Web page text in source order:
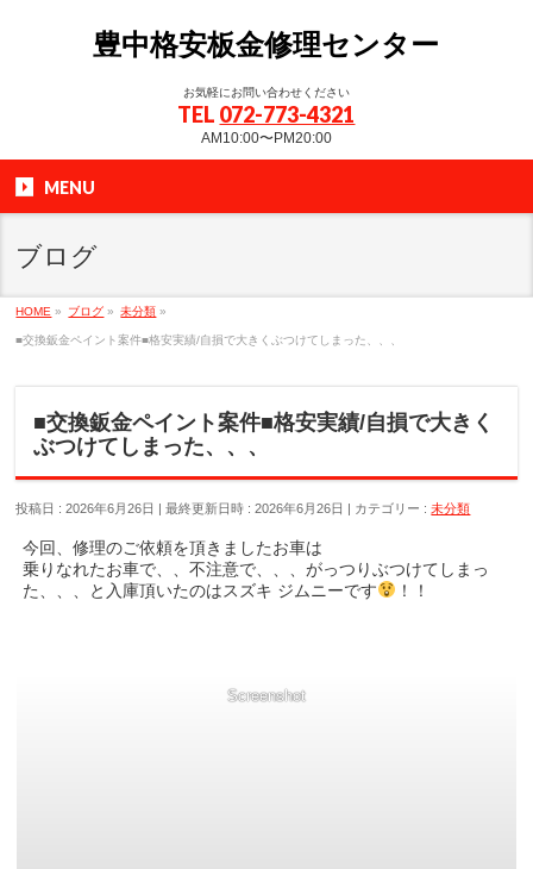
豊中格安板金修理センター
お気軽にお問い合わせください
TEL 072-773-4321
AM10:00〜PM20:00
MENU
ブログ
HOME » ブログ » 未分類 »
■交換鈑金ペイント案件■格安実績/自損で大きくぶつけてしまった、、、
■交換鈑金ペイント案件■格安実績/自損で大きく
ぶつけてしまった、、、
投稿日 : 2026年6月26日 最終更新日時 : 2026年6月26日 カテゴリー :未分類
今回、修理のご依頼を頂きましたお車は
乗りなれたお車で、、不注意で、、、がっつりぶつけてしまっ
た、、、と入庫頂いたのはスズキ ジムニーです
！！
Screenshot